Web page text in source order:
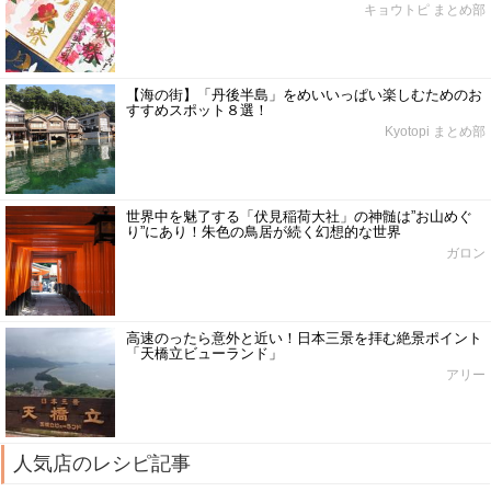
キョウトピ まとめ部
【海の街】「丹後半島」をめいいっぱい楽しむためのお
すすめスポット８選！
Kyotopi まとめ部
世界中を魅了する「伏見稲荷大社」の神髄は”お山めぐ
り”にあり！朱色の鳥居が続く幻想的な世界
ガロン
高速のったら意外と近い！日本三景を拝む絶景ポイント
「天橋立ビューランド」
アリー
人気店のレシピ記事